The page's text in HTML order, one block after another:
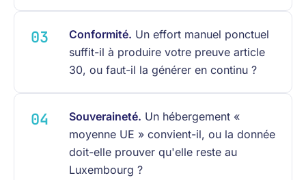
Conformité. Un effort manuel ponctuel
suffit-il à produire votre preuve article
30, ou faut-il la générer en continu ?
Souveraineté. Un hébergement «
moyenne UE » convient-il, ou la donnée
doit-elle prouver qu'elle reste au
Luxembourg ?